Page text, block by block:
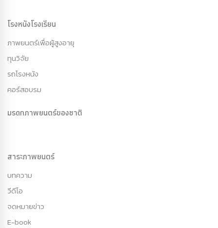
โรงหนังโรงเรียน
ภาพยนตร์เพื่อผู้สูงอายุ
ทุนวิจัย
รถโรงหนัง
คอร์สอบรม
มรดกภาพยนตร์ของชาติ
สาระภาพยนตร์
บทความ
วีดีโอ
จดหมายข่าว
E-book